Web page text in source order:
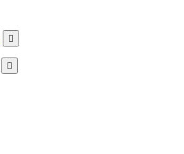

